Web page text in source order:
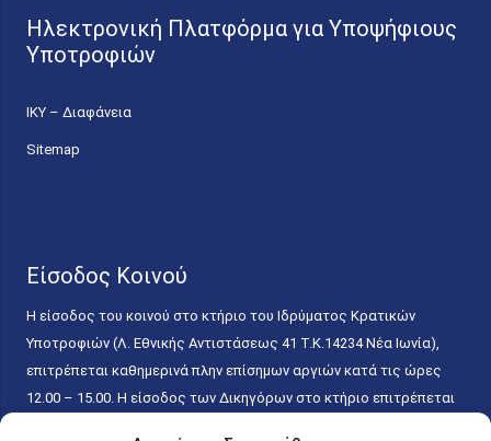
Ηλεκτρονική Πλατφόρμα για Υποψήφιους
Υποτροφιών
ΙΚΥ – Διαφάνεια
Sitemap
Είσοδος Κοινού
Η είσοδος του κοινού στο κτήριο του Ιδρύματος Κρατικών
Υποτροφιών (Λ. Εθνικής Αντιστάσεως 41 T.K.14234 Νέα Ιωνία),
επιτρέπεται καθημερινά πλην επίσημων αργιών κατά τις ώρες
12.00 – 15.00. Η είσοδος των Δικηγόρων στο κτήριο επιτρέπεται